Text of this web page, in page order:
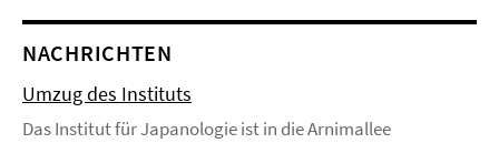
NACHRICHTEN
Umzug des Instituts
Das Institut für Japanologie ist in die Arnimallee